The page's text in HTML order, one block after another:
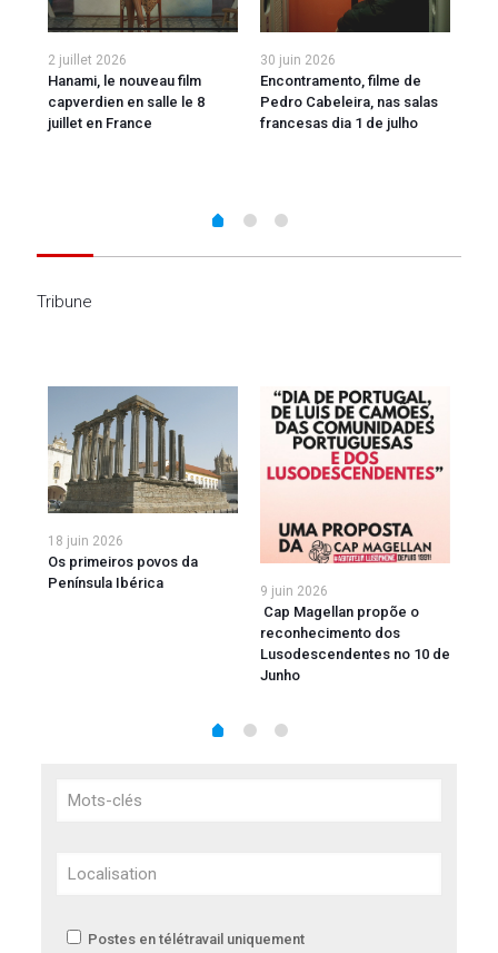
2 juillet 2026
Hanami, le nouveau film
capverdien en salle le 8
juillet en France
30 juin 2026
Encontramento, filme de
Pedro Cabeleira, nas salas
francesas dia 1 de julho
Tribune
18 juin 2026
Os primeiros povos da
Península Ibérica
9 juin 2026
Cap Magellan propõe o
reconhecimento dos
Lusodescendentes no 10 de
Junho
Postes en télétravail uniquement